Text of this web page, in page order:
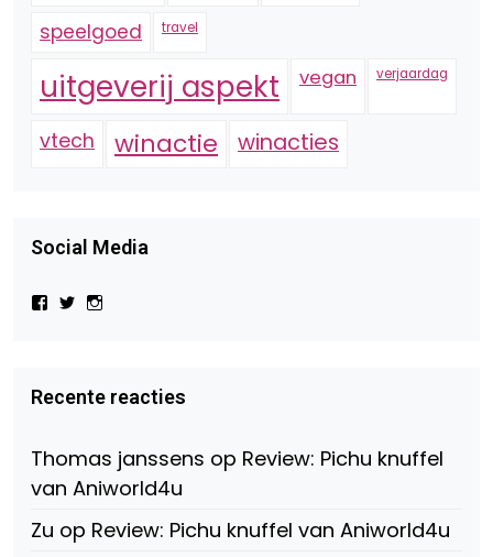
speelgoed travel
uitgeverij aspekt vegan verjaardag
vtech winactie winacties
Social Media
Bekijk
Beauty-
147775071915783/?
Facebook
Bekijk
op
Twitter
op
Instagram
Recente reacties
Thomas janssens op Review: Pichu knuffel
van Aniworld4u
Zu op Review: Pichu knuffel van Aniworld4u